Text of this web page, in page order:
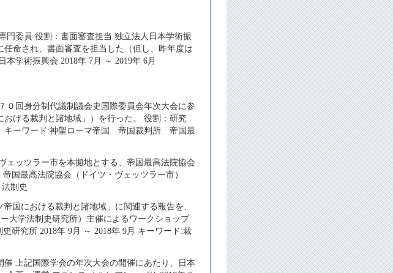
門委員 役割：書面審査担当 独立法人日本学術振
命され、書面審査を担当した（但し、昨年度は
学術振興会 2018年 7月 ～ 2019年 6月
０回身分制代議制議会史国際委員会年次大会に参
ける裁判と諸地域」）を行った。 役割：研究
キーワード:神聖ローマ帝国 帝国裁判所 帝国最
ェッツラー市を本拠地とする、帝国最高法院協会
国最高法院協会（ドイツ・ヴェッツラー市）
法制史
国における裁判と諸地域」に関連する報告を、
大学法制史研究所）主催によるワークショップ
研究所 2018年 9月 ～ 2018年 9月 キーワード:裁
上記国際学会の年次大会の開催にあたり、日本